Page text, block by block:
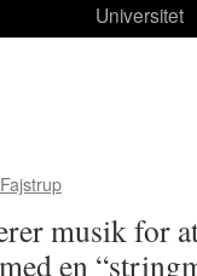
Universitet
musik for
en